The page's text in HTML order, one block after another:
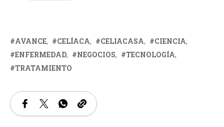
AVANCE CELÍACA CELIACASA
CIENCIA
ENFERMEDAD
NEGOCIOS
TECNOLOGÍA
TRATAMIENTO